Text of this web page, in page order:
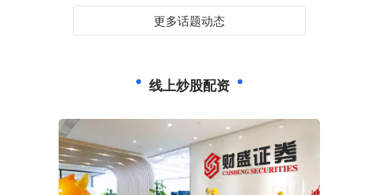
更多话题动态
线上炒股配资